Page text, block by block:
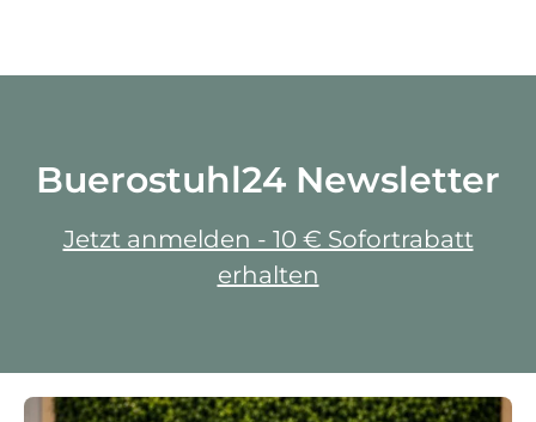
Buerostuhl24 Newsletter
Jetzt anmelden - 10 € Sofortrabatt
erhalten